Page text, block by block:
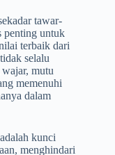
tawar-
penting untuk
terbaik dari
selalu
mutu
memenuhi
dalam
kunci
menghindari